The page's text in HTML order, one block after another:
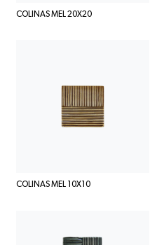
COLINAS MEL 20X20
COLINAS MEL 10X10